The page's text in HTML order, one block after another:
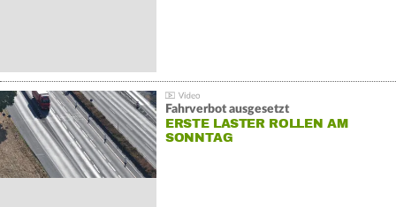
Fahrverbot ausgesetzt
ERSTE LASTER ROLLEN AM
SONNTAG